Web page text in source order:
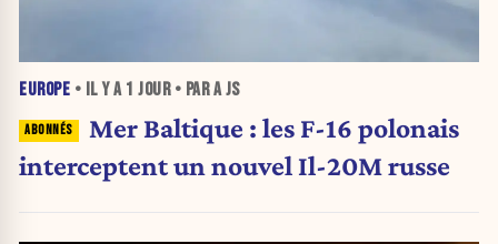
EUROPE • IL Y A 1 JOUR• PAR A JS
Mer Baltique : les F-16 polonais
interceptent un nouvel Il-20M russe